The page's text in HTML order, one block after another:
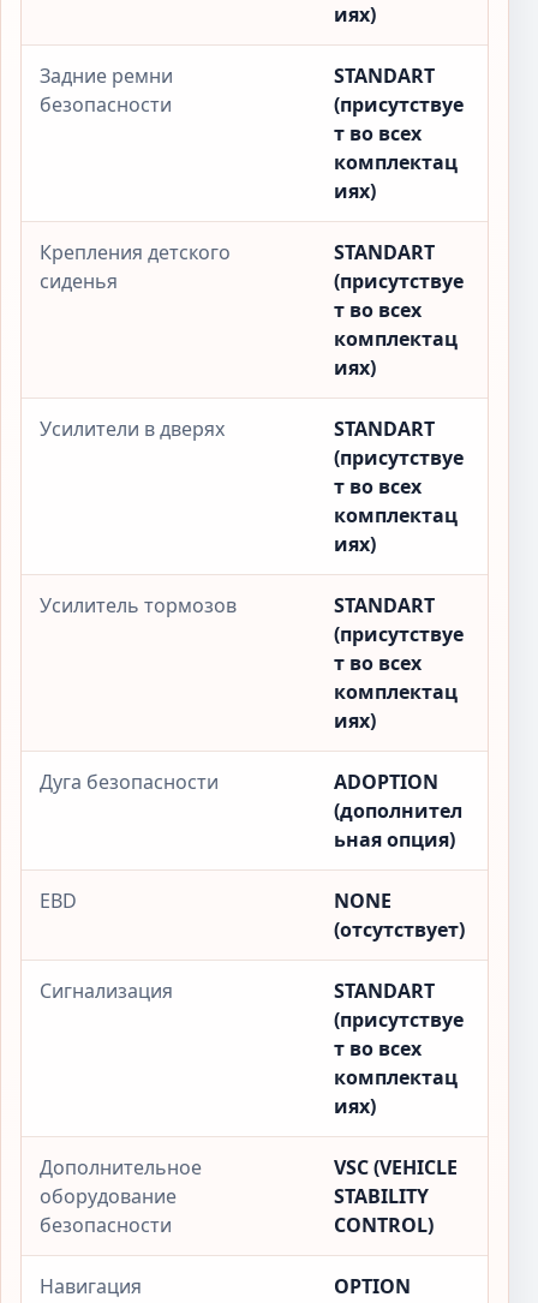
иях)
Задние ремни
безопасности
STANDART
(присутствуе
т во всех
комплектац
иях)
Крепления детского
сиденья
STANDART
(присутствуе
т во всех
комплектац
иях)
Усилители в дверях
STANDART
(присутствуе
т во всех
комплектац
иях)
Усилитель тормозов
STANDART
(присутствуе
т во всех
комплектац
иях)
Дуга безопасности
ADOPTION
(дополнител
ьная опция)
EBD
NONE
(отсутствует)
Сигнализация
STANDART
(присутствуе
т во всех
комплектац
иях)
Дополнительное
оборудование
безопасности
VSC (VEHICLE
STABILITY
CONTROL)
Навигация
OPTION